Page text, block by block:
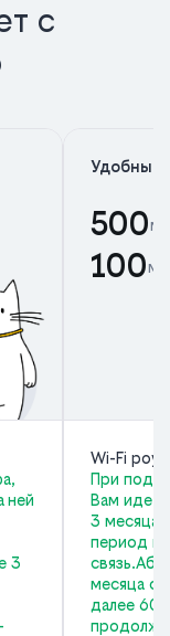
с
ней
3
Удобный
500
100
Wi-Fi
При
Вам идет
3 месяца
период
месяца
далее